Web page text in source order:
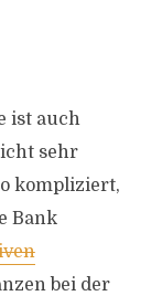
ist auch
sehr
kompliziert,
Bank
bei der